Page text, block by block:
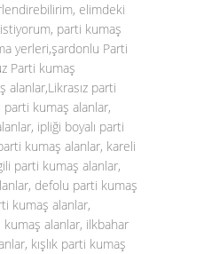
elimdeki
parti kumaş
yerleri,şardonlu Parti
Parti kumaş
alanlar,Likrasız parti
kumaş alanlar,
ipliği boyalı parti
kumaş alanlar, kareli
parti kumaş alanlar,
defolu parti kumaş
kumaş alanlar,
alanlar, ilkbahar
kışlık parti kumaş